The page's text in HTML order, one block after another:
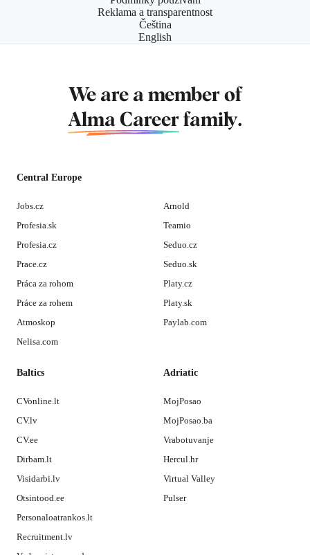
Reklama a transparentnost
Čeština
English
We are a member of
Alma Career family.
Central Europe
Jobs.cz
Profesia.sk
Profesia.cz
Prace.cz
Práca za rohom
Práce za rohem
Atmoskop
Nelisa.com
Arnold
Teamio
Seduo.cz
Seduo.sk
Platy.cz
Platy.sk
Paylab.com
Baltics
CVonline.lt
CV.lv
CV.ee
Dirbam.lt
Visidarbi.lv
Otsintood.ee
Personaloatrankos.lt
Recruitment.lv
Adriatic
MojPosao
MojPosao.ba
Vrabotuvanje
Hercul.hr
Virtual Valley
Pulser